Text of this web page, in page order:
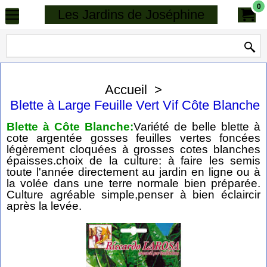
Les Jardins de Joséphine
0
Accueil >
Blette à Large Feuille Vert Vif Côte Blanche
Blette à Côte Blanche:Variété de belle blette à
cote argentée gosses feuilles vertes foncées
légèrement cloquées à grosses cotes blanches
épaisses.choix de la culture: à faire les semis
toute l'année directement au jardin en ligne ou à
la volée dans une terre normale bien préparée.
Culture agréable simple,penser à bien éclaircir
après la levée.